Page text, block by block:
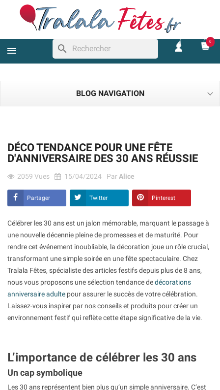
search
0
BLOG NAVIGATION
DÉCO TENDANCE POUR UNE FÊTE
D'ANNIVERSAIRE DES 30 ANS RÉUSSIE
2059 Vues 15/04/2024 ParAlice
Partager Twitter Pinterest
Célébrer les 30 ans est un jalon mémorable, marquant le passage à
une nouvelle décennie pleine de promesses et de maturité. Pour
rendre cet événement inoubliable, la décoration joue un rôle crucial,
transformant une simple soirée en une fête spectaculaire. Chez
Tralala Fêtes, spécialiste des articles festifs depuis plus de 8 ans,
nous vous proposons une sélection tendance dedécorations
anniversaire adulte pour assurer le succès de votre célébration.
Laissez-vous inspirer par nos conseils et produits pour créer un
environnement festif qui reflète cette étape significative de la vie.
L’importance de célébrer les 30 ans
Un cap symbolique
Les 30 ans représentent bien plus qu’un simple anniversaire. C’est